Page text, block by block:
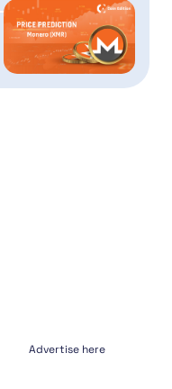
Advertise here